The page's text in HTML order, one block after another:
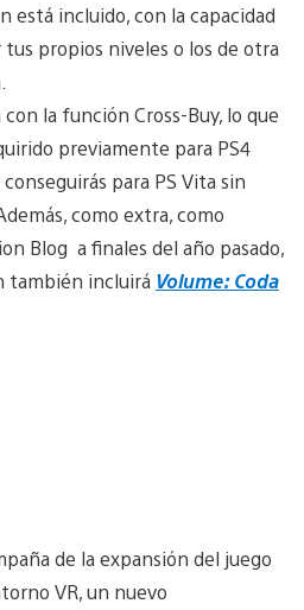
está incluido, con la capacidad
tus propios niveles o los de otra
la función Cross-Buy, lo que
previamente para PS4
para PS Vita sin
como extra, como
Blog a finales del año pasado,
también incluirá Volume: Coda
de la expansión del juego
VR, un nuevo